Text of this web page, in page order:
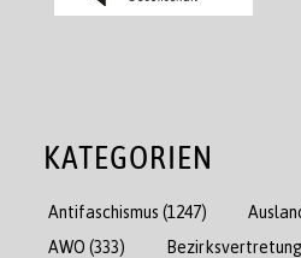
KATEGORIEN
Antifaschismus (1247)
AWO (333) Bezirksvertretung